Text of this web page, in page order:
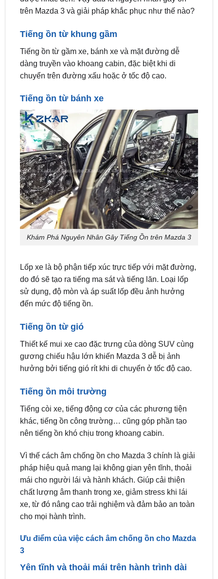
Tiếng ồn từ khung gầm
dàng truyền vào khoang cabin, đặc biệt khi di
chuyển trên đường xấu hoặc ở tốc độ cao.
Tiếng ồn từ bánh xe
Khám Phá Nguyên Nhân Gây Tiếng Ồn trên Mazda 3
Lốp xe là bộ phận tiếp xúc trực tiếp với mặt đường,
sử dụng, độ mòn và áp suất lốp đều ảnh hưởng
đến mức độ tiếng ồn.
Tiếng ồn từ gió
gương chiếu hậu lớn khiến Mazda 3 dễ bị ảnh
hưởng bởi tiếng gió rít khi di chuyển ở tốc độ cao.
Tiếng ồn môi trường
khác, tiếng ồn công trường… cũng góp phần tạo
nên tiếng ồn khó chịu trong khoang cabin.
Vì thế cách âm chống ồn cho Mazda 3 chính là giải
mái cho người lái và hành khách. Giúp cải thiện
chất lượng âm thanh trong xe, giảm stress khi lái
xe, từ đó nâng cao trải nghiệm và đảm bảo an toàn
cho mọi hành trình.
Ưu điểm của việc cách âm chống ồn cho Mazda
Yên tĩnh và thoải mái trên hành trình dài
chống ồn cho Mazda 3. Việc giảm tiếng ồn từ bên